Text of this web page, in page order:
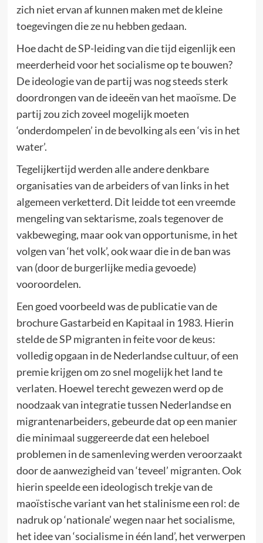
zich niet ervan af kunnen maken met de kleine
toegevingen die ze nu hebben gedaan.
Hoe dacht de SP-leiding van die tijd eigenlijk een
meerderheid voor het socialisme op te bouwen?
De ideologie van de partij was nog steeds sterk
doordrongen van de ideeën van het maoïsme. De
partij zou zich zoveel mogelijk moeten
‘onderdompelen’ in de bevolking als een ‘vis in het
water’.
Tegelijkertijd werden alle andere denkbare
organisaties van de arbeiders of van links in het
algemeen verketterd. Dit leidde tot een vreemde
mengeling van sektarisme, zoals tegenover de
vakbeweging, maar ook van opportunisme, in het
volgen van ‘het volk’, ook waar die in de ban was
van (door de burgerlijke media gevoede)
vooroordelen.
Een goed voorbeeld was de publicatie van de
brochure Gastarbeid en Kapitaal in 1983. Hierin
stelde de SP migranten in feite voor de keus:
volledig opgaan in de Nederlandse cultuur, of een
premie krijgen om zo snel mogelijk het land te
verlaten. Hoewel terecht gewezen werd op de
noodzaak van integratie tussen Nederlandse en
migrantenarbeiders, gebeurde dat op een manier
die minimaal suggereerde dat een heleboel
problemen in de samenleving werden veroorzaakt
door de aanwezigheid van ‘teveel’ migranten. Ook
hierin speelde een ideologisch trekje van de
maoïstische variant van het stalinisme een rol: de
nadruk op ‘nationale’ wegen naar het socialisme,
het idee van ‘socialisme in één land’, het verwerpen